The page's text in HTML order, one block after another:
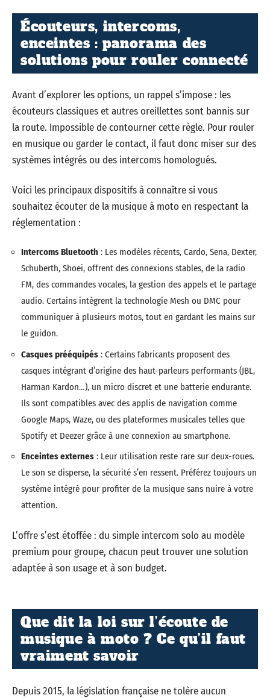
Écouteurs, intercoms,
enceintes : panorama des
solutions pour rouler connecté
Avant d’explorer les options, un rappel s’impose : les
écouteurs classiques et autres oreillettes sont bannis sur
la route. Impossible de contourner cette règle. Pour rouler
en musique ou garder le contact, il faut donc miser sur des
systèmes intégrés ou des intercoms homologués.
Voici les principaux dispositifs à connaître si vous
souhaitez écouter de la musique à moto en respectant la
réglementation :
Intercoms Bluetooth : Les modèles récents, Cardo, Sena, Dexter,
Schuberth, Shoei, offrent des connexions stables, de la radio
FM, des commandes vocales, la gestion des appels et le partage
audio. Certains intègrent la technologie Mesh ou DMC pour
communiquer à plusieurs motos, tout en gardant les mains sur
le guidon.
Casques prééquipés : Certains fabricants proposent des
casques intégrant d’origine des haut-parleurs performants (JBL,
Harman Kardon…), un micro discret et une batterie endurante.
Ils sont compatibles avec des applis de navigation comme
Google Maps, Waze, ou des plateformes musicales telles que
Spotify et Deezer grâce à une connexion au smartphone.
Enceintes externes : Leur utilisation reste rare sur deux-roues.
Le son se disperse, la sécurité s’en ressent. Préférez toujours un
système intégré pour profiter de la musique sans nuire à votre
attention.
L’offre s’est étoffée : du simple intercom solo au modèle
premium pour groupe, chacun peut trouver une solution
adaptée à son usage et à son budget.
Que dit la loi sur l’écoute de
musique à moto ? Ce qu’il faut
vraiment savoir
Depuis 2015, la législation française ne tolère aucun